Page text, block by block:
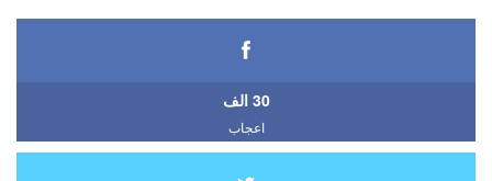
30 الف
اعجاب